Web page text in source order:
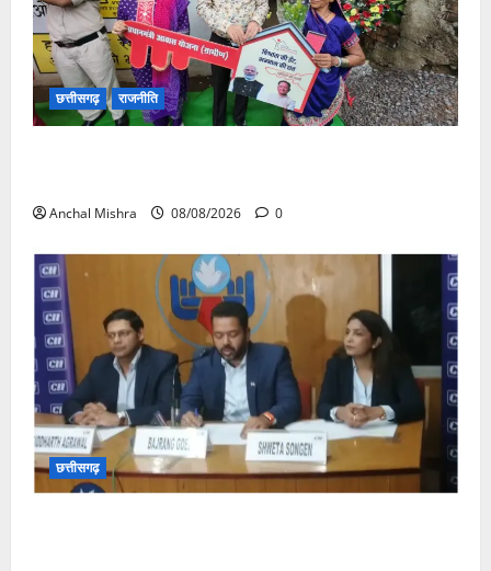
छत्तीसगढ़ राजनीति
Anchal Mishra 08/08/2026 0
छत्तीसगढ़